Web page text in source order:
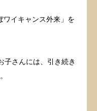
ワイキャンス外来」を
子さんには、引き続き